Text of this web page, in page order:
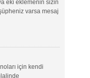
eki eklemenin sizin
varsa mesaj
için kendi